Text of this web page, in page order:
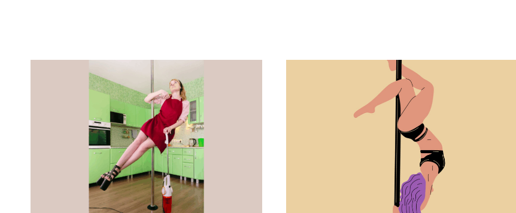
IDÉES
DE
CADEAUX
UTILES
ET
ORIGINALES
TISSU